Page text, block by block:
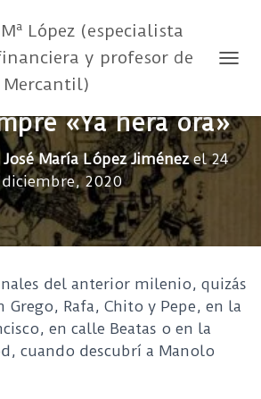
López (especialista
y profesor de
Mercantil)
«Ya hera ora»
José María López Jiménezel24
diciembre, 2020
del anterior milenio, quizás
Grego, Rafa, Chito y Pepe, en la
en calle Beatas o en la
cuando descubrí a Manolo